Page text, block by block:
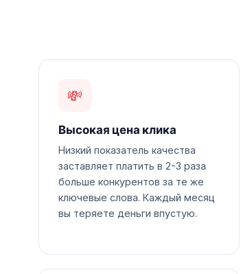
💸
Высокая цена клика
Низкий показатель качества
заставляет платить в 2-3 раза
больше конкурентов за те же
ключевые слова. Каждый месяц
вы теряете деньги впустую.